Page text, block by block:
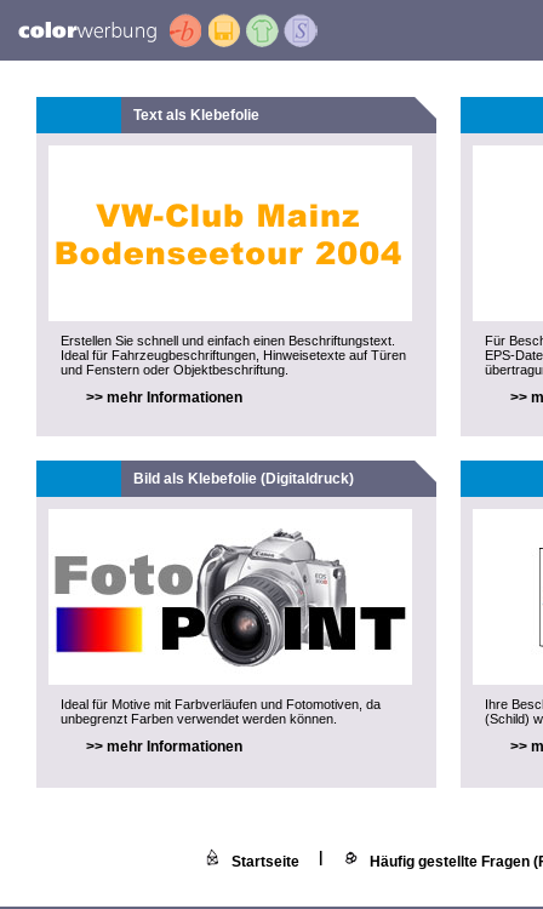
Text als Klebefolie
Erstellen Sie schnell und einfach einen Beschriftungstext.
Ideal für Fahrzeugbeschriftungen, Hinweisetexte auf Türen
und Fenstern oder Objektbeschriftung.
>> mehr Informationen
Für
EPS-
>>
Bild als Klebefolie (Digitaldruck)
Ideal für Motive mit Farbverläufen und Fotomotiven, da
unbegrenzt Farben verwendet werden können.
>> mehr Informationen
Ihre
(Schild)
>>
Startseite Häufig gestellte Fragen